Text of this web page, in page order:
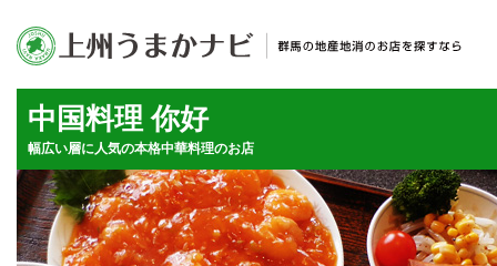
中国料理 你好
幅広い層に人気の本格中華料理のお店